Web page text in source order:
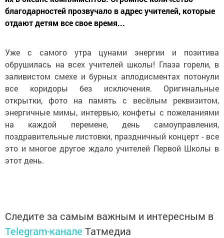
благодарностей прозвучало в адрес учителей, которые
отдают детям все свое время...
Уже с самого утра цунами энергии и позитива
обрушилась на всех учителей школы! Глаза горели, в
заливистом смехе и бурных аплодисментах потонули
все коридоры без исключения. Оригинальные
открытки, фото на память с весёлым реквизитом,
энергичные мимы, интервью, конфеты с пожеланиями
на каждой перемене, день самоуправления,
поздравительные листовки, праздничный концерт - все
это и многое другое ждало учителей Первой Школы в
этот день.
Следите за самым важным и интересным в
Telegram-канале Татмедиа